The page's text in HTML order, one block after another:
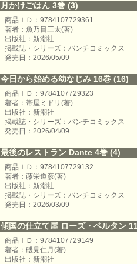
月かけごはん 3巻 (3)
商品ＩＤ：9784107729361
著者：魚乃目三太(著)
出版社：新潮社
掲載誌・シリーズ：バンチコミックス
発売日：2026/05/09
今日から始める幼なじみ 16巻 (16)
商品ＩＤ：9784107729323
著者：帯屋ミドリ(著)
出版社：新潮社
掲載誌・シリーズ：バンチコミックス
発売日：2026/04/09
最後のレストラン Dante 4巻 (4)
商品ＩＤ：9784107729132
著者：藤栄道彦(著)
出版社：新潮社
掲載誌・シリーズ：バンチコミックス
発売日：2026/03/09
傾国の仕立て屋 ローズ・ベルタン
商品ＩＤ：9784107729149
著者：磯見仁月(著)
出版社：新潮社